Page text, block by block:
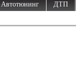
Автотюнинг ДТП